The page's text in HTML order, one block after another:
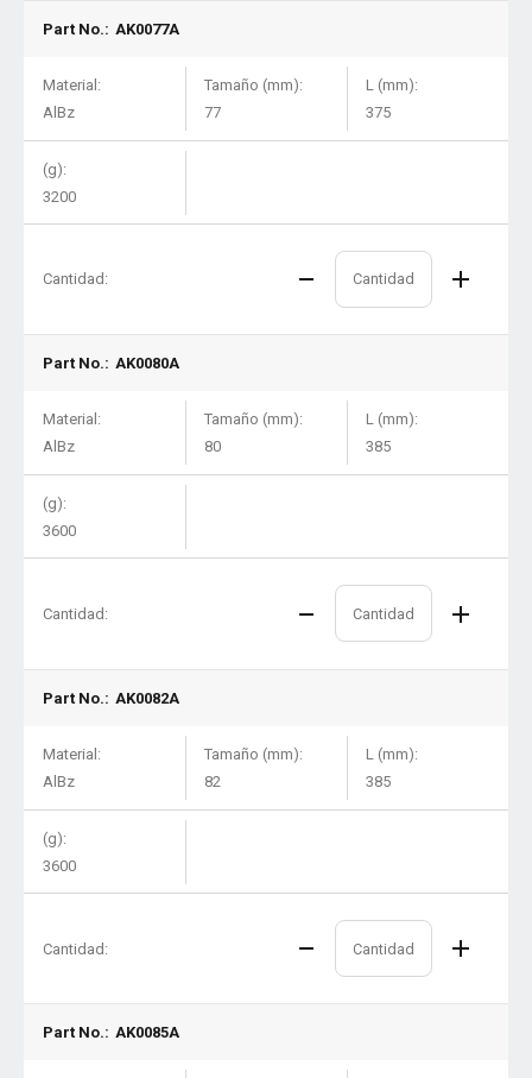
Part No.: AK0077A
Material:
AlBz
Tamaño (mm):
77
L (mm):
375
(g):
3200
Cantidad:
Part No.: AK0080A
Material:
AlBz
Tamaño (mm):
80
L (mm):
385
(g):
3600
Cantidad:
Part No.: AK0082A
Material:
AlBz
Tamaño (mm):
82
L (mm):
385
(g):
3600
Cantidad:
Part No.: AK0085A